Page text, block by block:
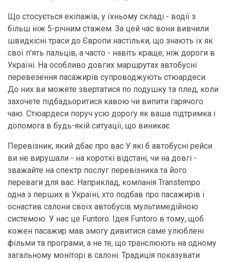
Що стосується екіпажів, у їхньому складі - водії з
більш ніж 5-річним стажем. За цей час вони вивчили
швидкісні траси до Європи настільки, що знають їх як
свої п'ять пальців, а часто - навіть краще, ніж дороги в
Україні. На особливо довгих маршрутах автобусні
перевезення пасажирів супроводжують стюардеси.
До них ви можете звертатися по подушку та плед, коли
захочете підбадьоритися кавою чи випити гарячого
чаю. Стюардеси поруч усю дорогу як ваша підтримка і
допомога в будь-якій ситуації, що виникає.
Перевізник, який дбає про вас У які б автобусні рейси
ви не вирушали - на короткі відстані, чи на довгі -
зважайте на спектр послуг перевізника та його
переваги для вас. Наприклад, компанія Transtempo
одна з перших в Україні, хто подбав про пасажирів і
оснастив салони своїх автобусів мультимедійною
системою. У нас це Funtoro. Ідея Funtoro в тому, щоб
кожен пасажир мав змогу дивитися саме улюблені
фільми та програми, а не те, що транслюють на одному
загальному моніторі в салоні. Традиція показувати